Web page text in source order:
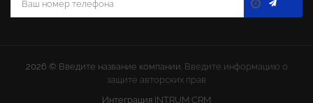
2026 © Введите название компании. Введите информацию о
защите авторских прав
Интеграция INTRUM CRM